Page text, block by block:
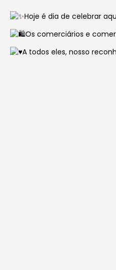
Hoje é dia de celebrar
Os comerciários e
A todos eles, nosso